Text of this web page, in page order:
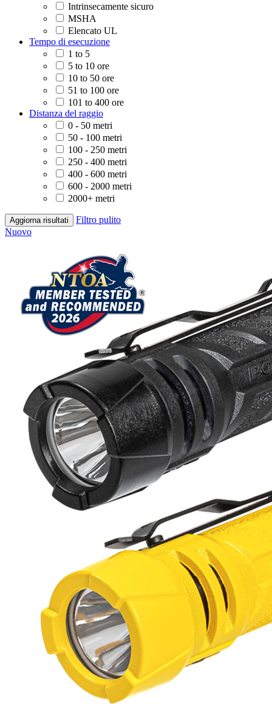
Intrinsecamente sicuro
MSHA
Elencato UL
Tempo di esecuzione
1 to 5
5 to 10 ore
10 to 50 ore
51 to 100 ore
101 to 400 ore
Distanza del raggio
0 - 50 metri
50 - 100 metri
100 - 250 metri
250 - 400 metri
400 - 600 metri
600 - 2000 metri
2000+ metri
Aggiorna risultati
Filtro pulito
Nuovo